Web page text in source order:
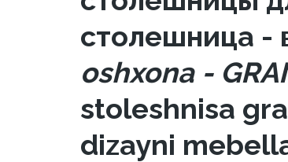
столешница -
oshxona -
stoleshnisa
dizayni